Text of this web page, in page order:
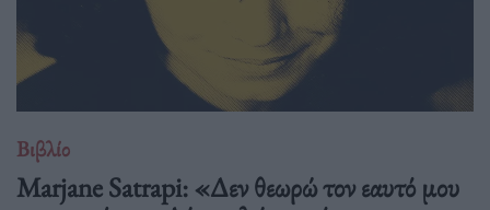
Βιβλίο
Marjane Satrapi: «Δεν θεωρώ τον εαυτό μου